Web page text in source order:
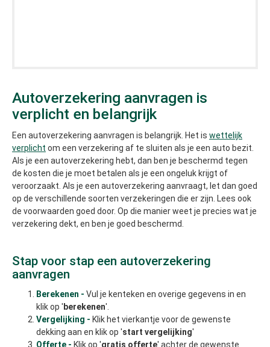
Autoverzekering aanvragen is
verplicht en belangrijk
Een autoverzekering aanvragen is belangrijk. Het is wettelijk
verplicht om een verzekering af te sluiten als je een auto bezit.
Als je een autoverzekering hebt, dan ben je beschermd tegen
de kosten die je moet betalen als je een ongeluk krijgt of
veroorzaakt. Als je een autoverzekering aanvraagt, let dan goed
op de verschillende soorten verzekeringen die er zijn. Lees ook
de voorwaarden goed door. Op die manier weet je precies wat je
verzekering dekt, en ben je goed beschermd.
Stap voor stap een autoverzekering
aanvragen
Berekenen - Vul je kenteken en overige gegevens in en
klik op 'berekenen'.
Vergelijking - Klik het vierkantje voor de gewenste
dekking aan en klik op 'start vergelijking'
Offerte - Klik op 'gratis offerte' achter de gewenste